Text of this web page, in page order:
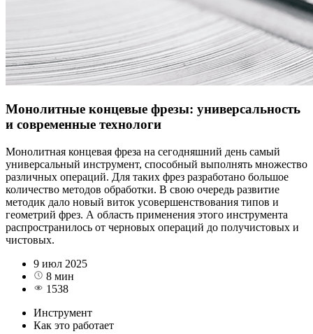
Монолитные концевые фрезы: универсальность
и современные технологи
Монолитная концевая фреза на сегодняшний день самый
универсальный инструмент, способный выполнять множество
различных операций. Для таких фрез разработано большое
количество методов обработки. В свою очередь развитие
методик дало новый виток усовершенствования типов и
геометрий фрез. А область применения этого инструмента
распространилось от черновых операций до получистовых и
чистовых.
9 июл 2025
8 мин
1538
Инструмент
Как это работает